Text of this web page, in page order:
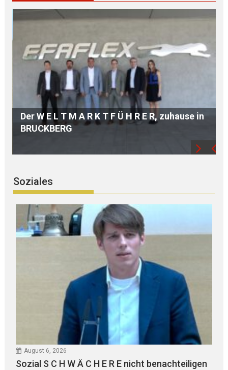
Hochwertige A U S B I L D U N G dank
modernster TECHNIK
Soziales
August 6, 2026
Sozial S C H W Ä C H E R E nicht benachteiligen